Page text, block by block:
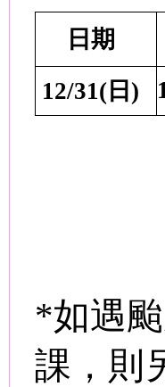
日期
12/31( 日)
*如遇
課，則